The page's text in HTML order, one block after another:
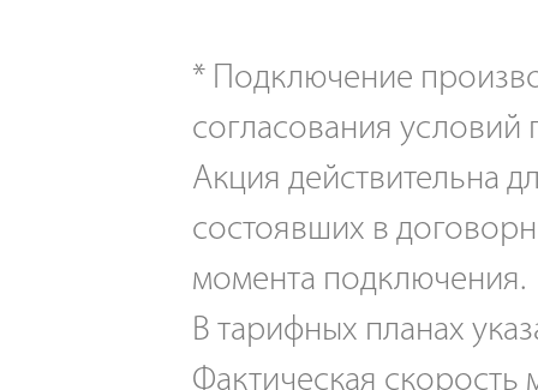
* Подключение
согласования
Акция действительна
состоявших в
момента подключения.
В тарифных планах
Фактическая скорость